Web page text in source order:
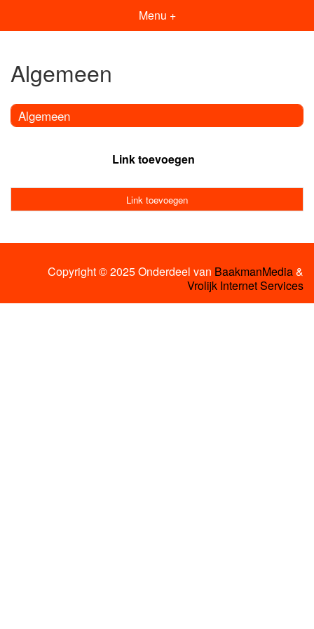
Menu +
Algemeen
Algemeen
Link toevoegen
Link toevoegen
Copyright © 2025 Onderdeel van BaakmanMedia&
Vrolijk Internet Services